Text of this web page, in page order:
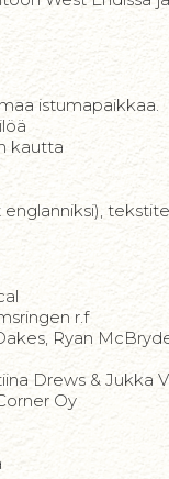
istumapaikkaa.
kautta
englanniksi),
r.f
Ryan
Drews & Jukka
Oy